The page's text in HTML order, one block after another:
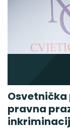
pravna